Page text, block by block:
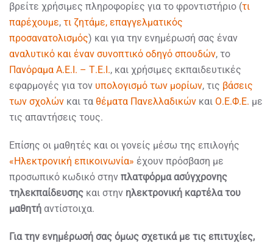
βρείτε χρήσιμες πληροφορίες για το φροντιστήριο (τι
παρέχουμε, τι ζητάμε, επαγγελματικός
προσανατολισμός) και για την ενημέρωσή σας έναν
αναλυτικό και έναν συνοπτικό οδηγό σπουδών, το
Πανόραμα Α.Ε.Ι. – Τ.Ε.Ι., και χρήσιμες εκπαιδευτικές
εφαρμογές για τον υπολογισμό των μορίων, τις βάσεις
των σχολών και τα θέματα Πανελλαδικών και Ο.Ε.Φ.Ε. με
τις απαντήσεις τους.
Επίσης οι μαθητές και οι γονείς μέσω της επιλογής
«Ηλεκτρονική επικοινωνία» έχουν πρόσβαση με
προσωπικό κωδικό στην πλατφόρμα ασύγχρονης
τηλεκπαίδευσης και στην ηλεκτρονική καρτέλα του
μαθητή αντίστοιχα.
Για την ενημέρωσή σας όμως σχετικά με τις επιτυχίες,